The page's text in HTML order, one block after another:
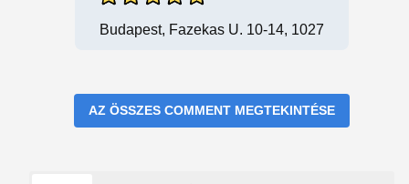
Budapest, Fazekas U. 10-14, 1027
AZ ÖSSZES COMMENT MEGTEKINTÉSE